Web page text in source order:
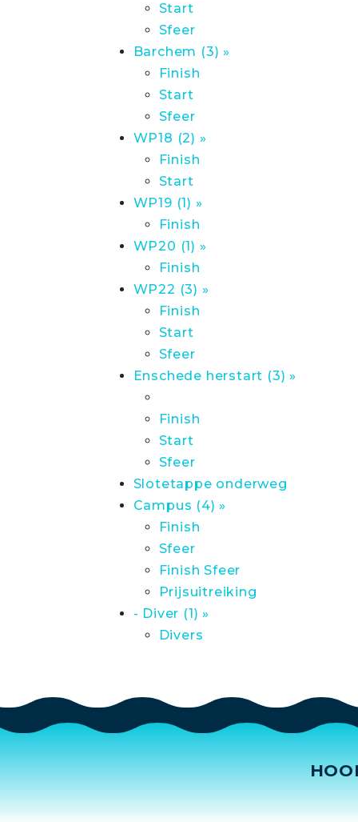
Start
Sfeer
Barchem (3) »
Finish
Start
Sfeer
WP18 (2) »
Finish
Start
WP19 (1) »
Finish
WP20 (1) »
Finish
WP22 (3) »
Finish
Start
Sfeer
Enschede herstart (3) »
Finish
Start
Sfeer
Slotetappe onderweg
Campus (4) »
Finish
Sfeer
Finish Sfeer
Prijsuitreiking
- Diver (1) »
Divers